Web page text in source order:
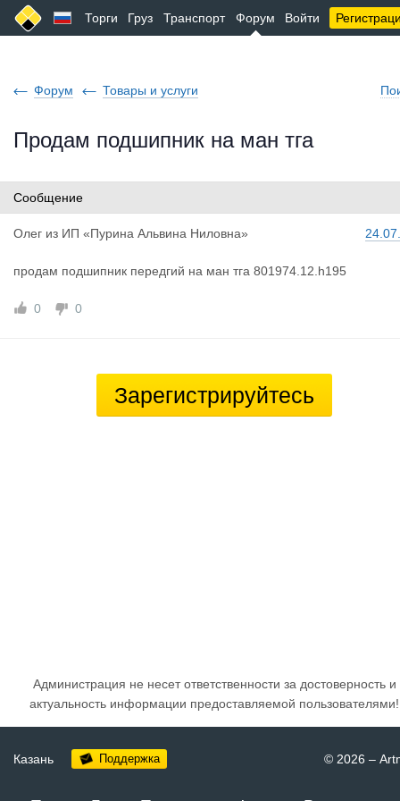
Торги Груз Транспорт Форум Войти
Форум Товары и услуги
Продам подшипник на ман тга
Сообщение
Олег из ИП «Пурина Альвина Ниловна»
продам подшипник передгий на ман тга 801974.12.h195
0 0
Зарегистрируйтесь
Администрация не несет ответственности за достоверность и
актуальность информации предоставляемой пользователями!
Казань Поддержка © 2026 –